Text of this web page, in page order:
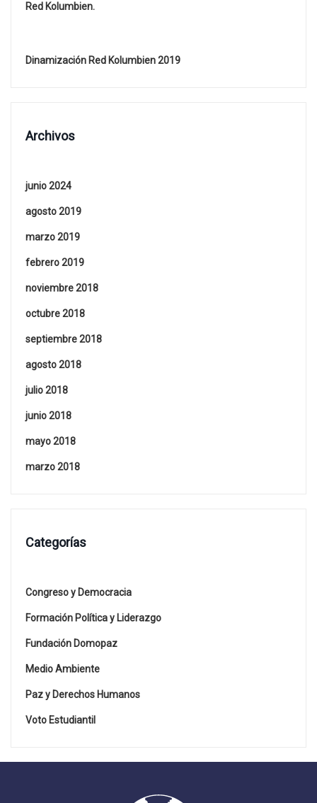
Red Kolumbien.
Dinamización Red Kolumbien 2019
Archivos
junio 2024
agosto 2019
marzo 2019
febrero 2019
noviembre 2018
octubre 2018
septiembre 2018
agosto 2018
julio 2018
junio 2018
mayo 2018
marzo 2018
Categorías
Congreso y Democracia
Formación Política y Liderazgo
Fundación Domopaz
Medio Ambiente
Paz y Derechos Humanos
Voto Estudiantil